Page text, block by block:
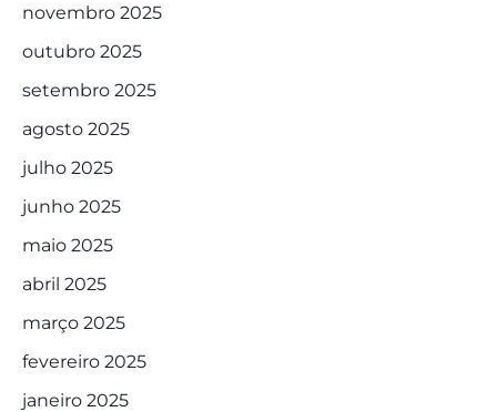
novembro 2025
outubro 2025
setembro 2025
agosto 2025
julho 2025
junho 2025
maio 2025
abril 2025
março 2025
fevereiro 2025
janeiro 2025